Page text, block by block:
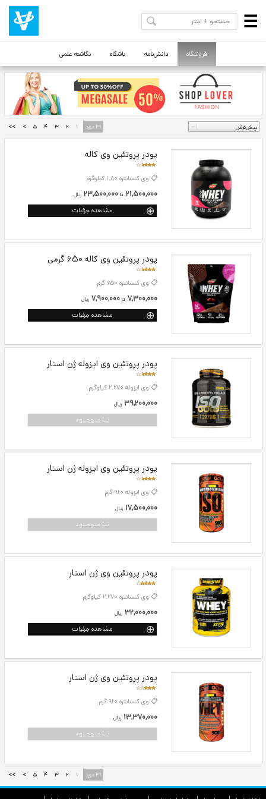
فروشگاه دانش‌نامه باشگاه نگاشته علمی
2
3
4
پودر پروتئین وی کاله
📋 وی کنسانتره 1.80 کیلوگرم
21,500,000 تا 23,500,000 ريال
مشاهده جزئیات
پودر پروتئین وی کاله 650 گرمی
📋 وی کنسانتره 650 گرم
7,300,000 تا 7,900,000 ريال
پودر پروتئین وی ایزوله ژن استار
📋 وی ایزوله 2.270 کیلوگرم
39,200,000 ريال
نــا مــوجــود
پودر پروتئین وی ایزوله ژن استار